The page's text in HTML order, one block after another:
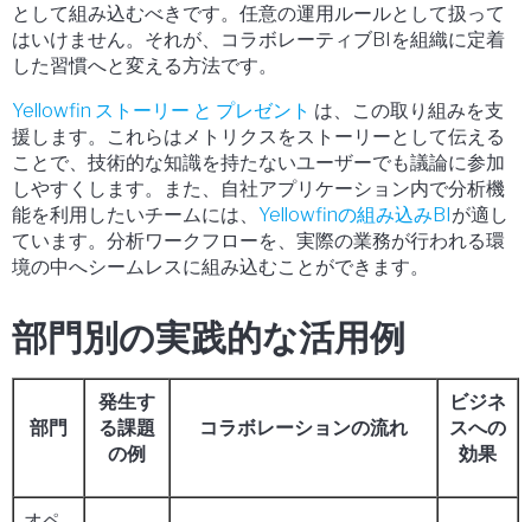
として組み込むべきです。任意の運用ルールとして扱って
はいけません。それが、コラボレーティブBIを組織に定着
した習慣へと変える方法です。
Yellowfin ストーリー と プレゼント は、この取り組みを支
援します。これらはメトリクスをストーリーとして伝える
ことで、技術的な知識を持たないユーザーでも議論に参加
しやすくします。また、自社アプリケーション内で分析機
能を利用したいチームには、 Yellowfinの組み込みBIが適し
ています。分析ワークフローを、実際の業務が行われる環
境の中へシームレスに組み込むことができます。
部門別の実践的な活用例
部門
発生す
る課題
の例
コラボレーションの流れ
ビジネ
スへの
効果